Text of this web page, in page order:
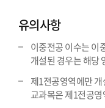
유의사항
이중전공 이수는 이
개설된 경우는 해당
제1전공영역에만
교과목은 제1전공